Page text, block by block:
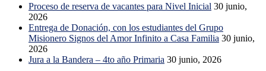
Proceso de reserva de vacantes para Nivel Inicial 30 junio,
2026
Entrega de Donación, con los estudiantes del Grupo
Misionero Signos del Amor Infinito a Casa Familia 30 junio,
2026
Jura a la Bandera – 4to año Primaria 30 junio, 2026